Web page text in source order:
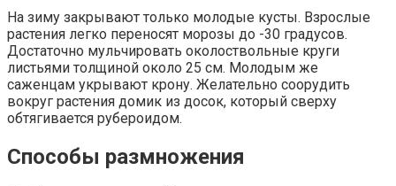
На зиму закрывают только молодые кусты. Взрослые
растения легко переносят морозы до -30 градусов.
Достаточно мульчировать околоствольные круги
листьями толщиной около 25 см. Молодым же
саженцам укрывают крону. Желательно соорудить
вокруг растения домик из досок, который сверху
обтягивается рубероидом.
Способы размножения